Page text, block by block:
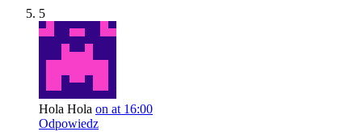
5
Hola Hola on at 16:00
Odpowiedz